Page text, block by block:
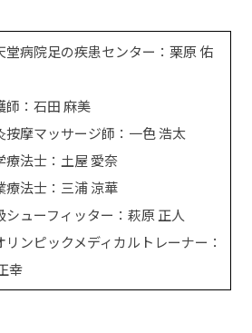
堂病院足の疾患センター：栗原 佑
師：石田 麻美
按摩マッサージ師：一色 浩太
療法士：土屋 愛奈
療法士：三浦 涼華
シューフィッター：萩原 正人
リンピックメディカルトレーナー：
幸